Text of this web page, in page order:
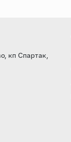
кп Спартак,